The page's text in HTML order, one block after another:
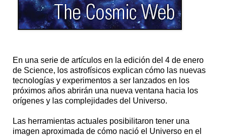
En una serie de artículos en la edición del 4 de enero
de Science, los astrofísicos explican cómo las nuevas
tecnologías y experimentos a ser lanzados en los
próximos años abrirán una nueva ventana hacia los
orígenes y las complejidades del Universo.
Las herramientas actuales posibilitaron tener una
imagen aproximada de cómo nació el Universo en el